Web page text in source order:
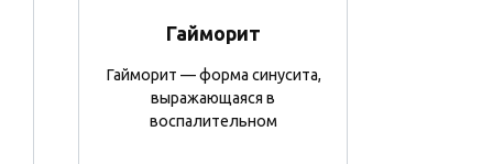
Гайморит
Гайморит — форма синусита,
выражающаяся в
воспалительном